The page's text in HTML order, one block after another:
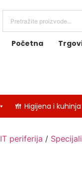
Početna
Higijena i kuhinja
IT periferija /